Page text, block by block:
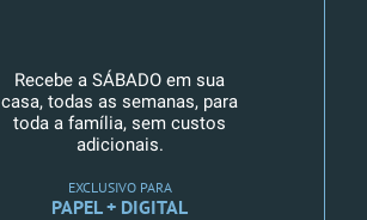
Recebe a SÁBADO em sua
casa, todas as semanas, para
toda a família, sem custos
adicionais.
EXCLUSIVO PARA
PAPEL + DIGITAL